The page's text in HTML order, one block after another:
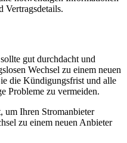
Vertragsdetails.
gut durchdacht und
Wechsel zu einem neuen
die Kündigungsfrist und alle
Probleme zu vermeiden.
um Ihren Stromanbieter
zu einem neuen Anbieter